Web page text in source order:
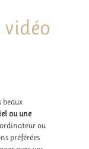
beaux
ou une
ou
préférées